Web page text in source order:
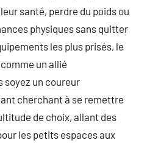
santé, perdre du poids ou
physiques sans quitter
les plus prisés, le
un allié
soyez un coureur
cherchant à se remettre
de choix, allant des
les petits espaces aux